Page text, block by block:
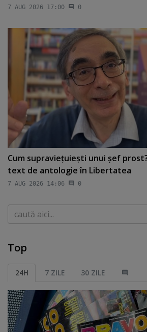
7 AUG 2026 17:00 0
Cum supravieţuieşti unui şef
text de antologie în Libertatea
7 AUG 2026 14:06 0
Caută
Top
24H 7 ZILE 30 ZILE